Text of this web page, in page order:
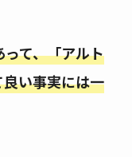
て、「アルト
い事実には一